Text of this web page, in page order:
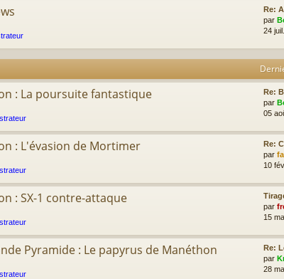
Re:
par
24
: La poursuite fantastique
Re:
par
05
: L'évasion de Mortimer
Re:
par
10
: SX-1 contre-attaque
par
15
Pyramide : Le papyrus de Manéthon
Re:
par
28